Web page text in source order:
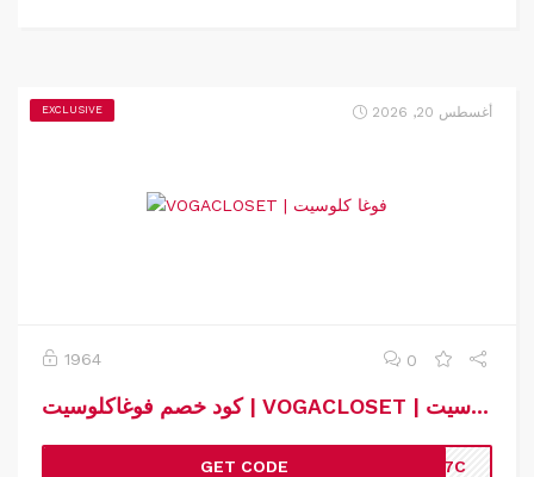
EXCLUSIVE أغسطس 20, 2026
1964 0
كود خصم فوغاكلوسيت | VOGACLOSET | كوبون خصم فوغاكلوسيت
GET CODE Y7C